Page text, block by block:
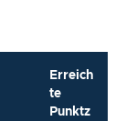
Erreich
te
Punktz